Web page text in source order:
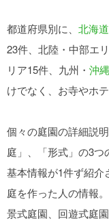
都道府県別に、 北海道
23件、北陸・中部エ
リア15件、九州・ 沖縄
けでなく、お寺やホ
個々の庭園の詳細説
庭」、「形式」の3
基本情報が1件ず紹
庭を作った人の情報
景式庭園、回遊式庭